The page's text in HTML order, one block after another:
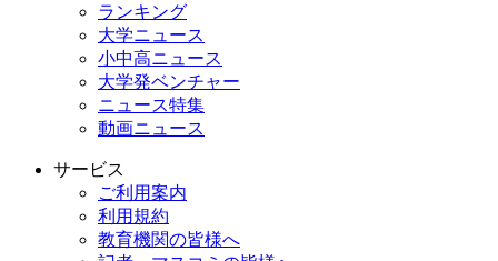
ランキング
大学ニュース
小中高ニュース
大学発ベンチャー
ニュース特集
動画ニュース
サービス
ご利用案内
利用規約
教育機関の皆様へ